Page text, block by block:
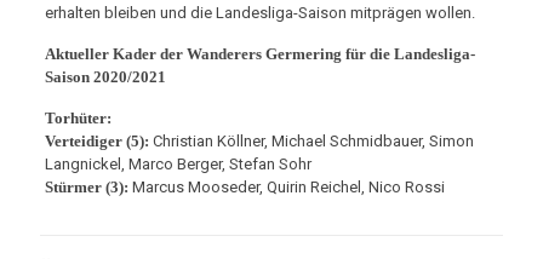
erhalten bleiben und die Landesliga-Saison mitprägen wollen.
Aktueller Kader der Wanderers Germering für die Landesliga-
Saison 2020/2021
Torhüter:
Verteidiger (5): Christian Köllner, Michael Schmidbauer, Simon
Langnickel, Marco Berger, Stefan Sohr
Stürmer (3): Marcus Mooseder, Quirin Reichel, Nico Rossi